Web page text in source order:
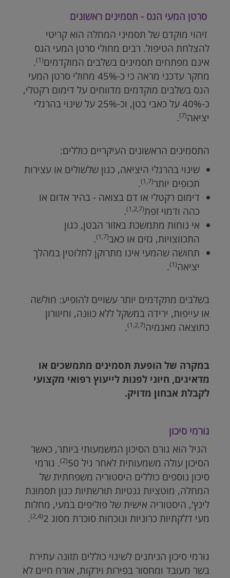
סרטן המעי הגס - תסמינים ראשונים
זיהוי מוקדם של תסמיני המחלה הוא קריטי
להצלחת הטיפול. רבים מחולי סרטן המעי הגס
אינם מפתחים תסמינים בשלבים המוקדמים(1)
.
מחקר עדכני מראה כי כ-45% מחולי סרטן המעי
הגס בשלבים מוקדמים מדווחים על דימום רקטלי,
כ-40% על כאבי בטן, וכ-25% על שינוי בהרגלי
יציאה(7)
.
התסמינים הראשונים העיקריים כוללים:
שינוי בהרגלי היציאה, כגון שלשולים או עצירות
תכופים יותר(1,7)
.
דימום רקטלי או דם בצואה - בהיר אדום או
כהה ודמוי זפת(1,2,7)
.
אי נוחות מתמשכת באזור הבטן, כגון
התכווצויות, גזים או כאב(1,7)
.
תחושה שהמעי אינו מתרוקן לחלוטין במהלך
יציאה(1)
.
בשלבים מתקדמים יותר עשויים להופיע: חולשה
או עייפות, ירידה במשקל ללא כוונה, וחיוורון
כתוצאה מאנמיה(1,2,7)
.
במקרה של הופעת תסמינים מתמשכים או
מדאיגים, חיוני לפנות לייעוץ רפואי מקצועי
לקבלת אבחון מדויק.
גורמי סיכון
הגיל הוא גורם הסיכון המשמעותי ביותר, כאשר
הסיכון עולה משמעותית לאחר גיל 50
(2)
. גורמי
סיכון נוספים כוללים היסטוריה משפחתית של
המחלה, מוטציות גנטיות תורשתיות כגון תסמונת
לינץ', היסטוריה אישית של פוליפים במעי, מחלות
מעי דלקתיות כרוניות ונוכחות סוכרת מסוג 2
(2,4)
.
גורמי סיכון הניתנים לשינוי כוללים תזונה עתירת
בשר מעובד ומחסור בפירות וירקות, אורח חיים לא